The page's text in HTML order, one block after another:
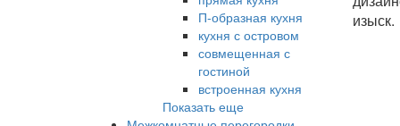
П-образная кухня
кухня с островом
совмещенная с
гостиной
встроенная кухня
Показать еще
изыск.